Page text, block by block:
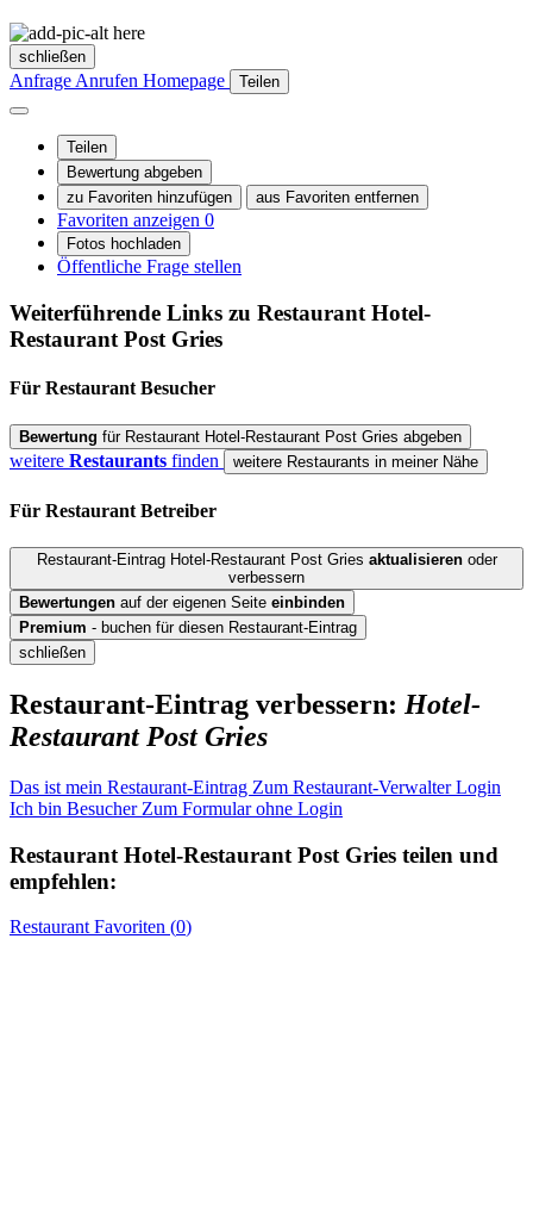
schließen
Anfrage Anrufen Homepage Teilen
Teilen
Bewertung abgeben
zu Favoriten hinzufügen
aus Favoriten entfernen
Favoriten anzeigen 0
Fotos hochladen
Öffentliche Frage stellen
Weiterführende Links zu Restaurant Hotel-
Restaurant Post Gries
Für Restaurant Besucher
Bewertung für Restaurant Hotel-Restaurant Post Gries abgeben
weitere Restaurants finden weitere Restaurants in meiner Nähe
Für Restaurant Betreiber
Restaurant-Eintrag Hotel-Restaurant Post Gries aktualisierenoder
verbessern
Bewertungen auf der eigenen Seite einbinden
Premium - buchen für diesen Restaurant-Eintrag
schließen
Restaurant-Eintrag verbessern: Hotel-
Restaurant Post Gries
Das ist mein Restaurant-Eintrag Zum Restaurant-Verwalter Login
Ich bin Besucher Zum Formular ohne Login
Restaurant Hotel-Restaurant Post Gries teilen und
empfehlen:
Restaurant Favoriten (0)